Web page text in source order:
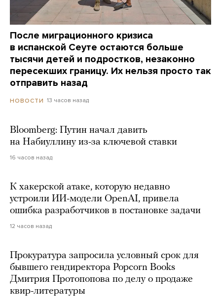
После миграционного кризиса
в испанской Сеуте остаются больше
тысячи детей и подростков, незаконно
пересекших границу. Их нельзя просто так
отправить назад
НОВОСТИ 13 часов назад
Bloomberg: Путин начал давить
на Набиуллину из-за ключевой ставки
16 часов назад
К хакерской атаке, которую недавно
устроили ИИ-модели OpenAI, привела
ошибка разработчиков в постановке задачи
12 часов назад
Прокуратура запросила условный срок для
бывшего гендиректора Popcorn Books
Дмитрия Протопопова по делу о продаже
квир-литературы